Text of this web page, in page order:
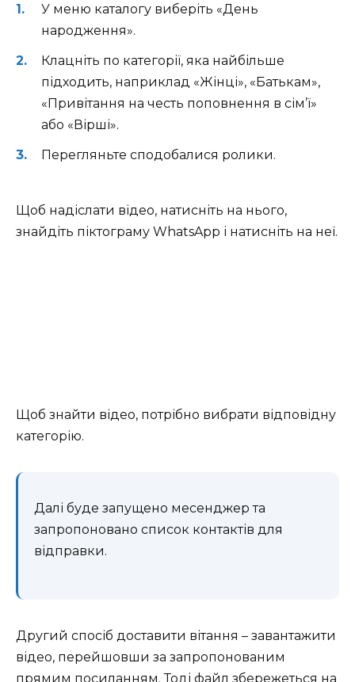
У меню каталогу виберіть «День
народження».
Клацніть по категорії, яка найбільше
підходить, наприклад «Жінці», «Батькам»,
«Привітання на честь поповнення в сім’ї»
або «Вірші».
Перегляньте сподобалися ролики.
Щоб надіслати відео, натисніть на нього,
знайдіть піктограму WhatsApp і натисніть на неї.
Щоб знайти відео, потрібно вибрати відповідну
категорію.
Далі буде запущено месенджер та
запропоновано список контактів для
відправки.
Другий спосіб доставити вітання – завантажити
відео, перейшовши за запропонованим
прямим посиланням. Тоді файл збережеться на